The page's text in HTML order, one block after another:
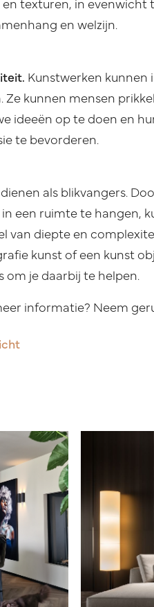
en welzijn.
Kunstwerken kunnen
kunnen mensen
ideeën op te doen en
te bevorderen.
als blikvangers.
een ruimte te hangen,
van diepte en
kunst of een kunst
om je daarbij te helpen.
informatie? Neem